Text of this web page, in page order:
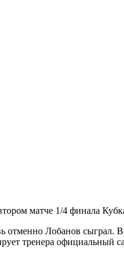
матче 1/4 финала
отменно Лобанов сыграл.
тренера официальный